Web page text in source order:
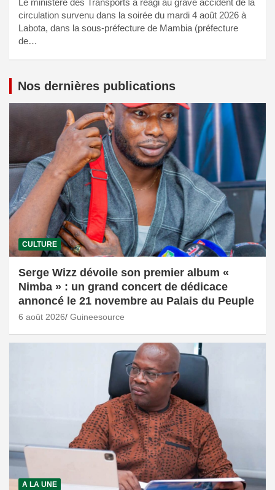
circulation survenu dans la soirée du mardi 4 août 2026 à
Labota, dans la sous-préfecture de Mambia (préfecture
de…
Nos dernières publications
CULTURE
Serge Wizz dévoile son premier album «
Nimba » : un grand concert de dédicace
annoncé le 21 novembre au Palais du Peuple
6 août 2026 Guineesource
A LA UNE